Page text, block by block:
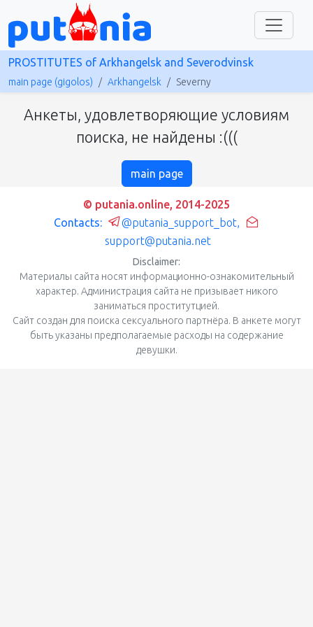
PROSTITUTES of Arkhangelsk and Severodvinsk
main page (gigolos) Arkhangelsk Severny
Анкеты, удовлетворяющие условиям
поиска, не найдены :(((
main page
© putania.online, 2014-2025
Contacts:
@putania_support_bot,
support@putania.net
Disclaimer:
Материалы сайта носят информационно-ознакомительный
характер. Администрация сайта не призывает никого
заниматься проститутцией.
Сайт создан для поиска сексуального партнёра. В анкете могут
быть указаны предполагаемые расходы на содержание
девушки.